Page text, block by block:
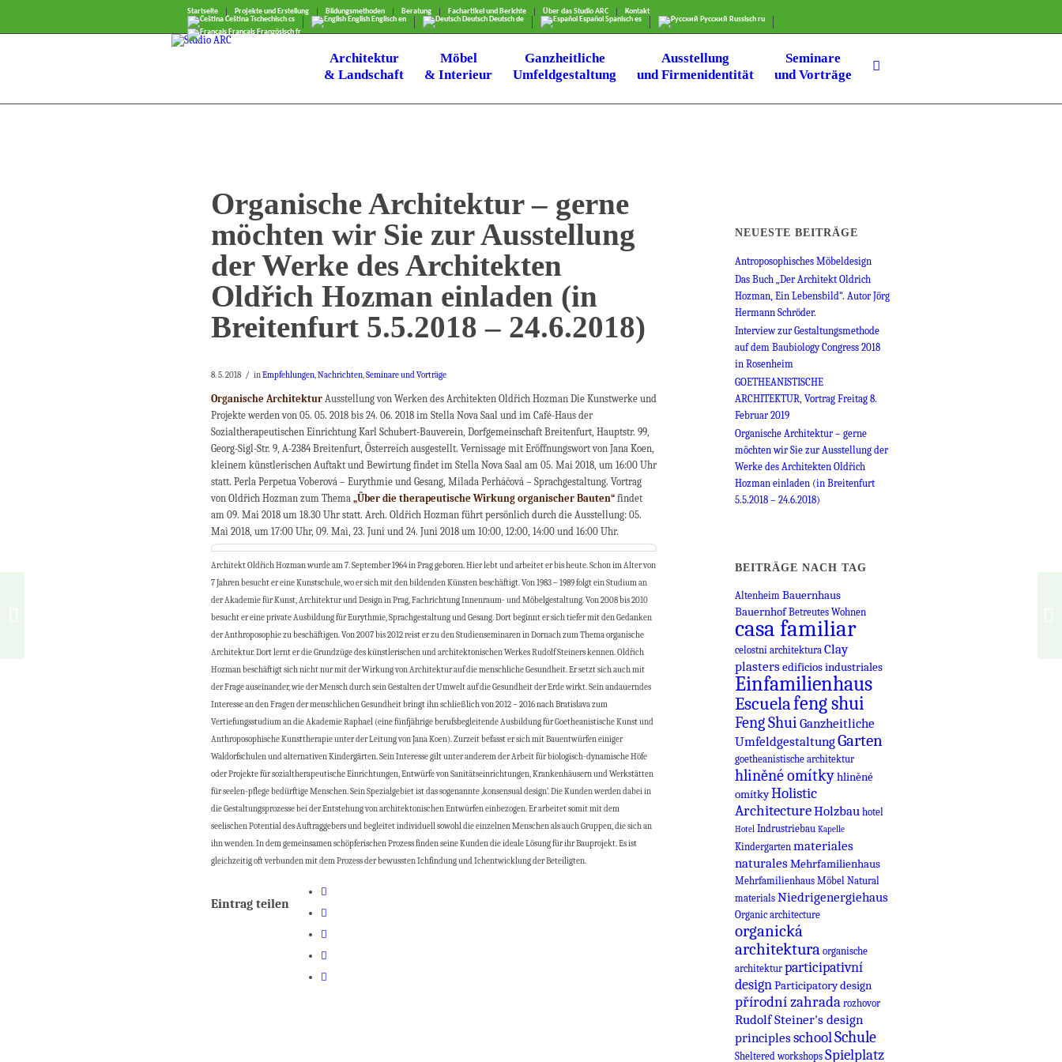
Startseite Projekte und Erstellung Bildungsmethoden Beratung Fachartikel und Berichte Über das Studio ARC
Kontakt
ČeštinaTschechischcs English Englischen Deutsch Deutschde Español Spanisches Русский Russischru
FrançaisFranzösischfr
Architektur
& Landschaft
Möbel
& Interieur
Ganzheitliche
Umfeldgestaltung
Ausstellung
und Firmenidentität
Seminare
und Vorträge
Organische Architektur – gerne
möchten wir Sie zur Ausstellung
der Werke des Architekten
Oldřich Hozman einladen (in
Breitenfurt 5.5.2018 – 24.6.2018)
8. 5. 2018 / inEmpfehlungen,Nachrichten,Seminare und Vorträge
Organische Architektur Ausstellung von Werken des Architekten Oldřich Hozman Die Kunstwerke und
Projekte werden von 05. 05. 2018 bis 24. 06. 2018 im Stella Nova Saal und im Café-Haus der
Sozialtherapeutischen Einrichtung Karl Schubert-Bauverein, Dorfgemeinschaft Breitenfurt, Hauptstr. 99,
Georg-Sigl-Str. 9, A-2384 Breitenfurt, Österreich ausgestellt. Vernissage mit Eröffnungswort von Jana Koen,
kleinem künstlerischen Auftakt und Bewirtung findet im Stella Nova Saal am 05. Mai 2018, um 16:00 Uhr
statt. Perla Perpetua Voberová – Eurythmie und Gesang, Milada Perháčová – Sprachgestaltung. Vortrag
von Oldřich Hozman zum Thema „Über die therapeutische Wirkung organischer Bauten“ findet
am 09. Mai 2018 um 18.30 Uhr statt. Arch. Oldřich Hozman führt persönlich durch die Ausstellung: 05.
Mai 2018, um 17:00 Uhr, 09. Mai, 23. Juni und 24. Juni 2018 um 10:00, 12:00, 14:00 und 16:00 Uhr.
Architekt Oldřich Hozman wurde am 7. September 1964 in Prag geboren. Hier lebt und arbeitet er bis heute. Schon im Alter von
7 Jahren besucht er eine Kunstschule, wo er sich mit den bildenden Künsten beschäftigt. Von 1983 – 1989 folgt ein Studium an
der Akademie für Kunst, Architektur und Design in Prag, Fachrichtung Innenraum- und Möbelgestaltung. Von 2008 bis 2010
besucht er eine private Ausbildung für Eurythmie, Sprachgestaltung und Gesang. Dort beginnt er sich tiefer mit den Gedanken
der Anthroposophie zu beschäftigen. Von 2007 bis 2012 reist er zu den Studienseminaren in Dornach zum Thema organische
Architektur. Dort lernt er die Grundzüge des künstlerischen und architektonischen Werkes Rudolf Steiners kennen. Oldřich
Hozman beschäftigt sich nicht nur mit der Wirkung von Architektur auf die menschliche Gesundheit. Er setzt sich auch mit
der Frage auseinander, wie der Mensch durch sein Gestalten der Umwelt auf die Gesundheit der Erde wirkt. Sein andauerndes
Interesse an den Fragen der menschlichen Gesundheit bringt ihn schließlich von 2012 – 2016 nach Bratislava zum
Vertiefungsstudium an die Akademie Raphael (eine fünfjährige berufsbegleitende Ausbildung für Goetheanistische Kunst und
Anthroposophische Kunsttherapie unter der Leitung von Jana Koen). Zurzeit befasst er sich mit Bauentwürfen einiger
Waldorfschulen und alternativen Kindergärten. Sein Interesse gilt unter anderem der Arbeit für biologisch-dynamische Höfe
oder Projekte für sozialtherapeutische Einrichtungen, Entwürfe von Sanitätseinrichtungen, Krankenhäusern und Werkstätten
für seelen-pflege bedürftige Menschen. Sein Spezialgebiet ist das sogenannte ,konsensual design‘. Die Kunden werden dabei in
die Gestaltungsprozesse bei der Entstehung von architektonischen Entwürfen einbezogen. Er arbeitet somit mit dem
seelischen Potential des Auftraggebers und begleitet individuell sowohl die einzelnen Menschen als auch Gruppen, die sich an
ihn wenden. In dem gemeinsamen schöpferischen Prozess finden seine Kunden die ideale Lösung für ihr Bauprojekt. Es ist
gleichzeitig oft verbunden mit dem Prozess der bewussten Ichfindung und Ichentwicklung der Beteiligten.
Eintrag teilen
NEUESTE BEITRÄGE
Antroposophisches Möbeldesign
Das Buch „Der Architekt Oldrich
Hozman, Ein Lebensbild“. Autor Jörg
Hermann Schröder.
Interview zur Gestaltungsmethode
auf dem Baubiology Congress 2018
in Rosenheim
GOETHEANISTISCHE
ARCHITEKTUR, Vortrag Freitag 8.
Februar 2019
Organische Architektur – gerne
möchten wir Sie zur Ausstellung der
Werke des Architekten Oldřich
Hozman einladen (in Breitenfurt
5.5.2018 – 24.6.2018)
BEITRÄGE NACH TAG
Altenheim Bauernhaus
Bauernhof Betreutes Wohnen
casa familiar
celostní architektura Clay
plastersedificios industriales
Einfamilienhaus
Escuelafeng shui
Feng Shui Ganzheitliche
UmfeldgestaltungGarten
goetheanistische architektur
hliněné omítkyhliněné
omítkyHolistic
ArchitectureHolzbau hotel
Hotel Indrustriebau Kapelle
Kindergarten materiales
naturalesMehrfamilienhaus
Mehrfamilienhaus Möbel Natural
materials Niedrigenergiehaus
Organic architecture
organická
architektura organische
architektur participativní
designParticipatory design
přírodní zahrada rozhovor
Rudolf Steiner's design
principlesschoolSchule
Sheltered workshops Spielplatz